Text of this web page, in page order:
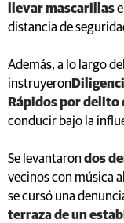
llevar mascarillas
distancia de
Además, a lo largo
instruyeron
Rápidos por delito
conducir bajo la
Se levantaron dos
vecinos con música
se cursó una
terraza de un